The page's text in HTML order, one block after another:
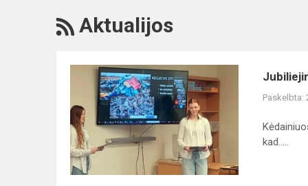
RSS
Aktualijos
Jubiliejinė
tarptautinė
mokinių
konferencija
Paskelbta:
kad.....